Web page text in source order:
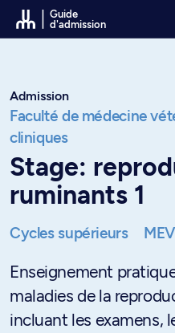
Passer au contenu
Guide
d'admission
Admission
Faculté de médecine
cliniques
Stage:
ruminants 1
Cycles supérieurs
Enseignement
maladies de la
incluant les examens,